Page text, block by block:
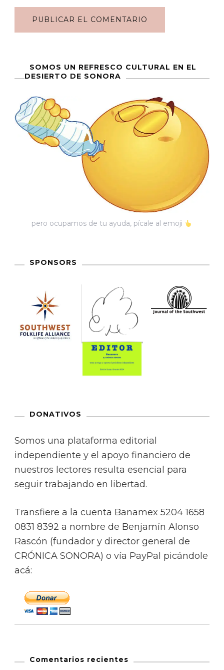
SOMOS UN REFRESCO CULTURAL EN EL
DESIERTO DE SONORA
pero ocupamos de tu ayuda, pícale al emoji
SPONSORS
DONATIVOS
Somos una plataforma editorial
independiente y el apoyo financiero de
nuestros lectores resulta esencial para
seguir trabajando en libertad.
Transfiere a la cuenta Banamex 5204 1658
0831 8392 a nombre de Benjamín Alonso
Rascón (fundador y director general de
CRÓNICA SONORA) o vía PayPal picándole
acá:
Comentarios recientes